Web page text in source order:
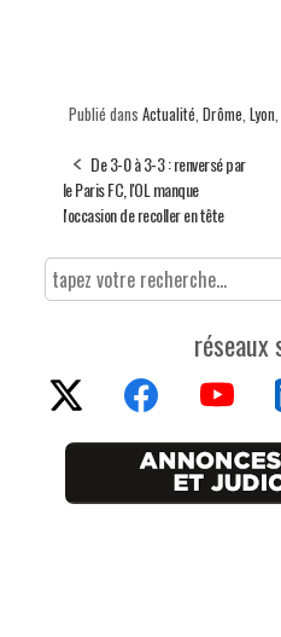
Publié dans Actualité, Drôme, Lyon,
De 3-0 à 3-3 : renversé par
le Paris FC, l'OL manque
l'occasion de recoller en tête
réseaux